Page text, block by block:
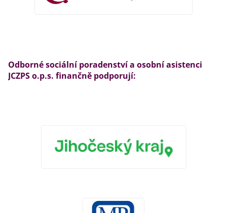
Odborné sociální poradenství a osobní asistenci
JCZPS o.p.s. finančně podporují: